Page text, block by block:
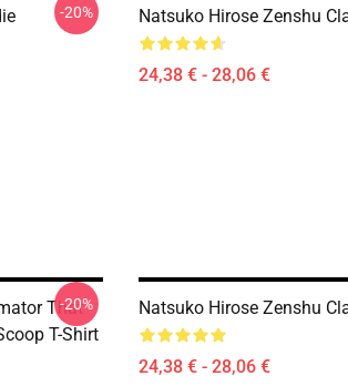
-20% Natsuko Hirose Zenshu
24,38 € - 28,06 €
That
T-Shirt
-20% Natsuko Hirose Zenshu
24,38 € - 28,06 €